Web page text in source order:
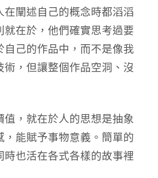
在闡述自己的概念時都滔滔
就在於，他們確實思考過要
自己的作品中，而不是像我
，但讓整個作品空洞、沒
值，就在於人的思想是抽象
，能賦予事物意義。簡單的
時也活在各式各樣的故事裡